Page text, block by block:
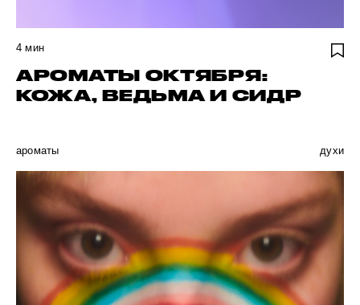
4 мин
АРОМАТЫ ОКТЯБРЯ:
КОЖА, ВЕДЬМА И СИДР
ароматы духи